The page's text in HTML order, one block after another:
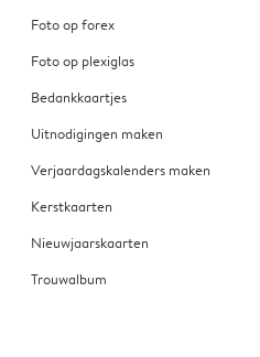
Foto op forex
Foto op plexiglas
Bedankkaartjes
Uitnodigingen maken
Verjaardagskalenders maken
Kerstkaarten
Nieuwjaarskaarten
Trouwalbum